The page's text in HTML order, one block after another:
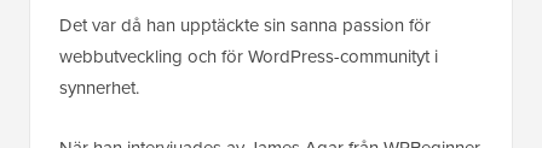
Det var då han upptäckte sin sanna passion för
webbutveckling och för WordPress-communityt i
synnerhet.